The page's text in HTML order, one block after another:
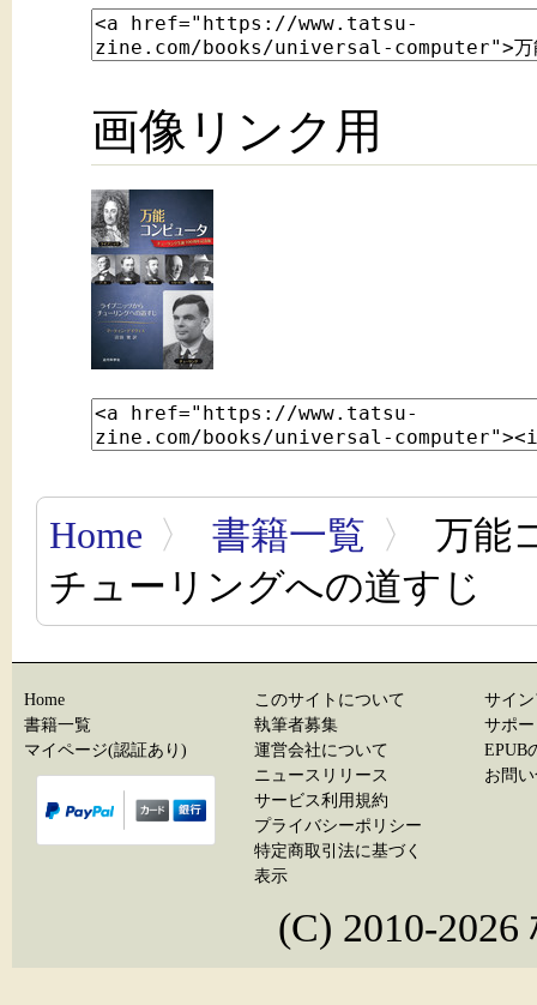
画像リンク用
Home 〉 書籍一覧 〉
万能
チューリングへの道すじ
Home
書籍一覧
マイページ(認証あり)
このサイトについて
執筆者募集
運営会社について
ニュースリリース
サービス利用規約
プライバシーポリシー
特定商取引法に基づく
表示
サイ
サポ
EPUB
お問
(C) 2010-